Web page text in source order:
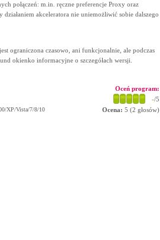
połączeń: m.in. ręczne preferencje Proxy oraz
akceleratora nie uniemożliwić sobie dalszego
ograniczona czasowo, ani funkcjonalnie, ale podczas
okienko informacyjne o szczegółach wersji.
XP/Vista/7/8/10
Oceń program:
-/5
Ocena: 5 (2 głosów)